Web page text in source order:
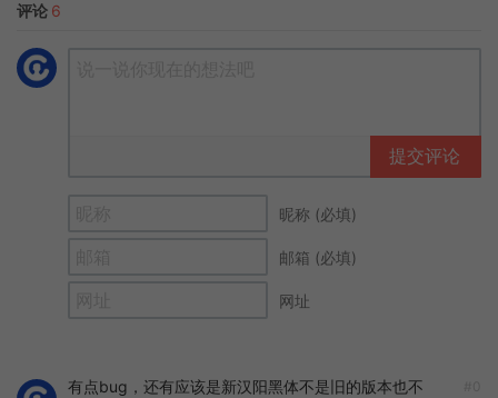
评论 6
提交评论
昵称 (必填)
邮箱 (必填)
网址
有点bug，还有应该是新汉阳黑体不是旧的版本也不